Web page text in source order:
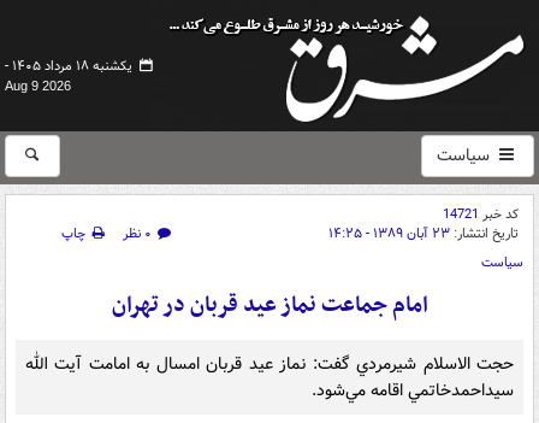
یکشنبه ۱۸ مرداد ۱۴۰۵ -
Aug 9 2026
سیاست
کد خبر 14721
تاریخ انتشار: ۲۳ آبان ۱۳۸۹ - ۱۴:۲۵ ۰ نظر
چاپ
سیاست
امام جماعت نماز عيد قربان در تهران
حجت الاسلام شيرمردي گفت: نماز عيد قربان امسال به امامت آيت الله
سيداحمدخاتمي اقامه مي‌شود.